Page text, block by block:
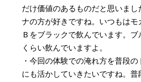
だけ価値のあるものだと思いまし
ナの方が好きですね。いつもはモ
Ｂをブラックで飲んでいます。
くらい飲んでいますよ。
・今回の体験での淹れ方を普段
にも活かしていきたいですね。普